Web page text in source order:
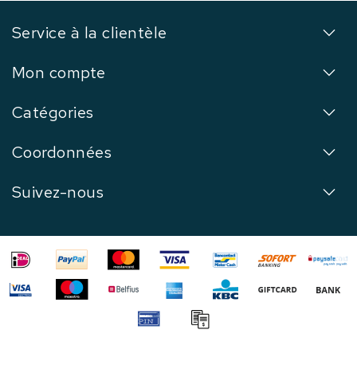
Service à la clientèle
Mon compte
Catégories
Coordonnées
Suivez-nous